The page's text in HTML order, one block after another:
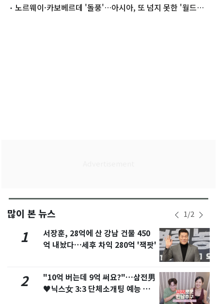
노르웨이·카보베르데 '돌풍'…아시아, 또 넘지 못한 '월드컵
많이 본 뉴스 1/2
1
서장훈, 28억에 산 강남 건물 450
억 내놨다…세후 차익 280억 '잭팟'
2
"10억 버는데 9억 써요?"…삼전男
♥닉스女 3:3 단체소개팅 예능 화